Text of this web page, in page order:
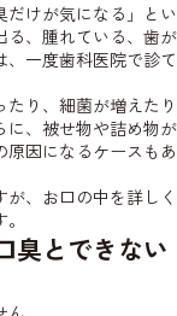
だけが気になる」とい
る、腫れている、歯が
一度歯科医院で診て
り、細菌が増えたり
に、被せ物や詰め物が
因になるケースもあ
、お口の中を詳しく
臭とできない